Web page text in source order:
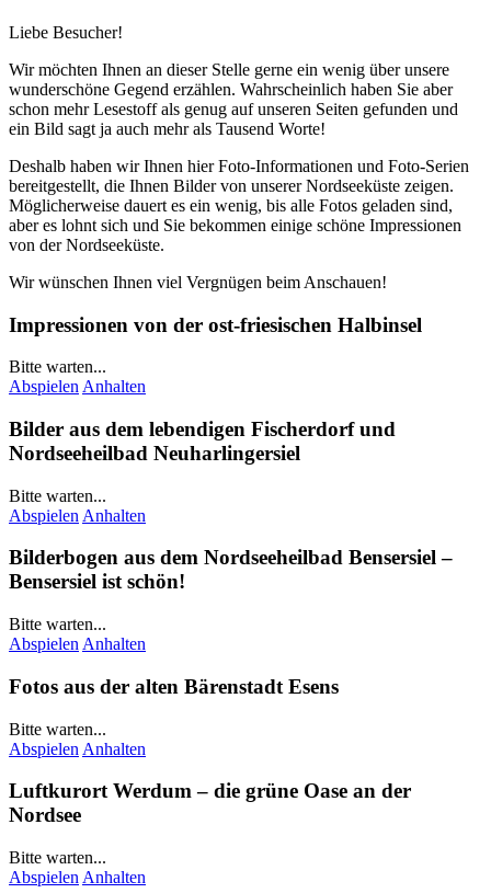
Liebe Besucher!
Wir möchten Ihnen an dieser Stelle gerne ein wenig über unsere
wunderschöne Gegend erzählen. Wahrscheinlich haben Sie aber
schon mehr Lesestoff als genug auf unseren Seiten gefunden und
ein Bild sagt ja auch mehr als Tausend Worte!
Deshalb haben wir Ihnen hier Foto-Informationen und Foto-Serien
bereitgestellt, die Ihnen Bilder von unserer Nordseeküste zeigen.
Möglicherweise dauert es ein wenig, bis alle Fotos geladen sind,
aber es lohnt sich und Sie bekommen einige schöne Impressionen
von der Nordseeküste.
Wir wünschen Ihnen viel Vergnügen beim Anschauen!
Impressionen von der ost-friesischen Halbinsel
Bitte warten...
Abspielen Anhalten
Bilder aus dem lebendigen Fischerdorf und
Nordseeheilbad Neuharlingersiel
Bitte warten...
Abspielen Anhalten
Bilderbogen aus dem Nordseeheilbad Bensersiel–
Bensersiel ist schön!
Bitte warten...
Abspielen Anhalten
Fotos aus der alten Bärenstadt Esens
Bitte warten...
Abspielen Anhalten
LuftkurortWerdum– die grüne Oase an der
Nordsee
Bitte warten...
Abspielen Anhalten